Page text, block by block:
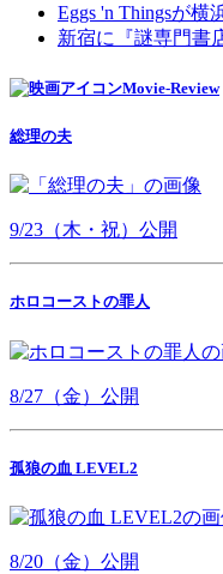
Eggs 'n Thingsが横
新宿に『謎専門書
Movie-Review
総理の夫
9/23（木・祝）公開
ホロコーストの罪人
8/27（金）公開
孤狼の血 LEVEL2
8/20（金）公開